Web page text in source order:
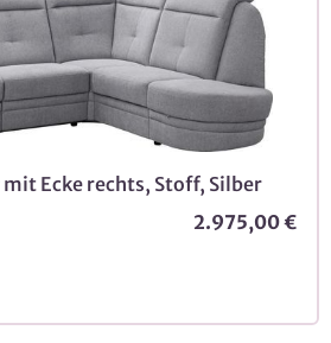
Ecke rechts, Stoff, Silber
2.975,00 €